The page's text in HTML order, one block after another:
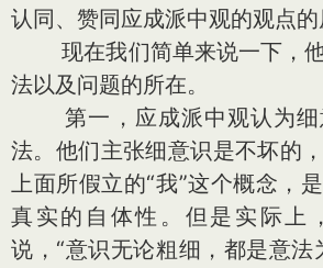
认同、赞同应成派中观的观点的
现在我们简单来说一下，他
法以及问题的所在。
第一，应成派中观认为细
法。他们主张细意识是不坏的
上面所假立的“我”这个概念，
真实的自体性。但是实际上
说，“意识无论粗细，都是意法